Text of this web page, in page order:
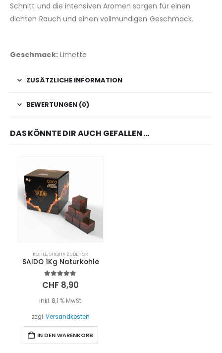
Schnitt und die intensiven Aromen sorgen für einen
dichten Rauch und einen vollmundigen Geschmack.
Geschmack:Limette
ZUSÄTZLICHE INFORMATION
BEWERTUNGEN (0)
DAS KÖNNTE DIR AUCH GEFALLEN …
KOHLE,SHISHA ZUBEHÖR
SAIDO 1Kg Naturkohle
5.00out of 5
CHF 8,90
inkl. 8,1 % MwSt.
zzgl.Versandkosten
IN DEN WARENKORB